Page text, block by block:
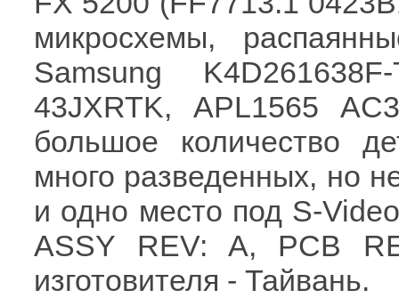
микросхемы,
Samsung
43JXRTK, APL1565
большое количество
много разведенных, но
и одно место под S-
ASSY REV: A, PCB
изготовителя - Тайвань.